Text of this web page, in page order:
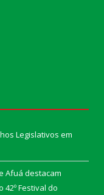
Legislativos em
Afuá destacam
Festival do